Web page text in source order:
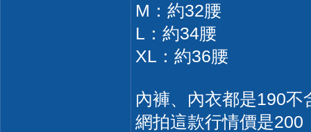
M：約32腰
L：約34腰
XL：約36腰
內褲、內衣都是190
網拍這款行情價是200